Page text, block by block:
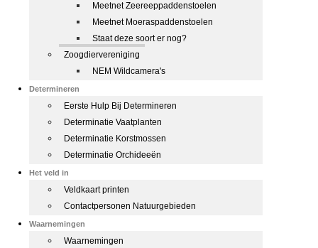
Meetnet Zeereeppaddenstoelen
Meetnet Moeraspaddenstoelen
Staat deze soort er nog?
Zoogdiervereniging
NEM Wildcamera's
Determineren
Eerste Hulp Bij Determineren
Determinatie Vaatplanten
Determinatie Korstmossen
Determinatie Orchideeën
Het veld in
Veldkaart printen
Contactpersonen Natuurgebieden
Waarnemingen
Waarnemingen